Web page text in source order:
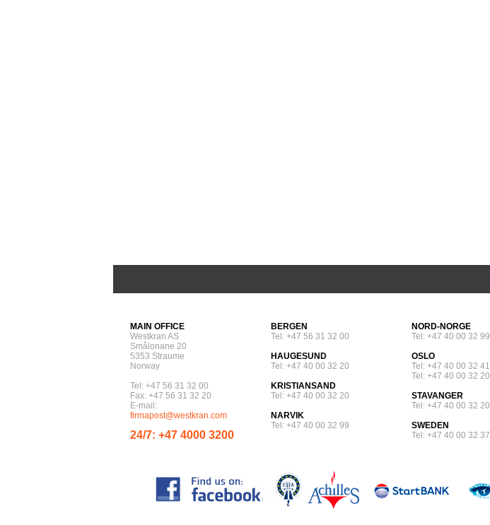
MAIN OFFICE
Westkran AS
Smålonane 20
5353 Straume
Norway
Tel: +47 56 31 32 00
Fax: +47 56 31 32 20
E-mail:
firmapost@westkran.com
24/7: +47 4000 3200
BERGEN
Tel: +47 56 31 32 00
HAUGESUND
Tel: +47 40 00 32 20
KRISTIANSAND
Tel: +47 40 00 32 20
NARVIK
Tel: +47 40 00 32 99
NORD-NORGE
Tel: +47 40 00 32 99
OSLO
Tel: +47 40 00 32 41
Tel: +47 40 00 32 20
STAVANGER
Tel: +47 40 00 32 20
SWEDEN
Tel: +47 40 00 32 37